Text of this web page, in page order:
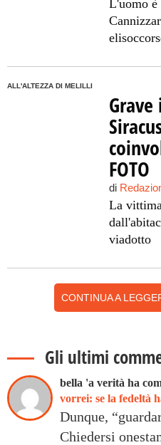
L'uomo è
ALL'ALTEZZA DI MELILLI
FOTO
di
La
viadotto
CONTINUA A
Gli ultimi
bella 'a verità ha
vorrei: se la fedeltà
Dunque,
Chiedersi